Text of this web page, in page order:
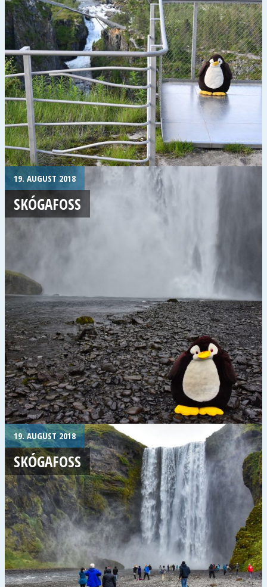
19. AUGUST 2018
SKÓGAFOSS
19. AUGUST 2018
SKÓGAFOSS